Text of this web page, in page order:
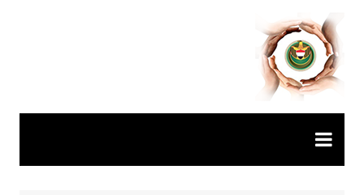
المحتوى